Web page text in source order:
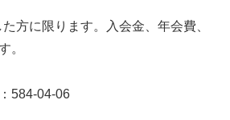
方に限ります。入会金、年会費、
。
584-04-06